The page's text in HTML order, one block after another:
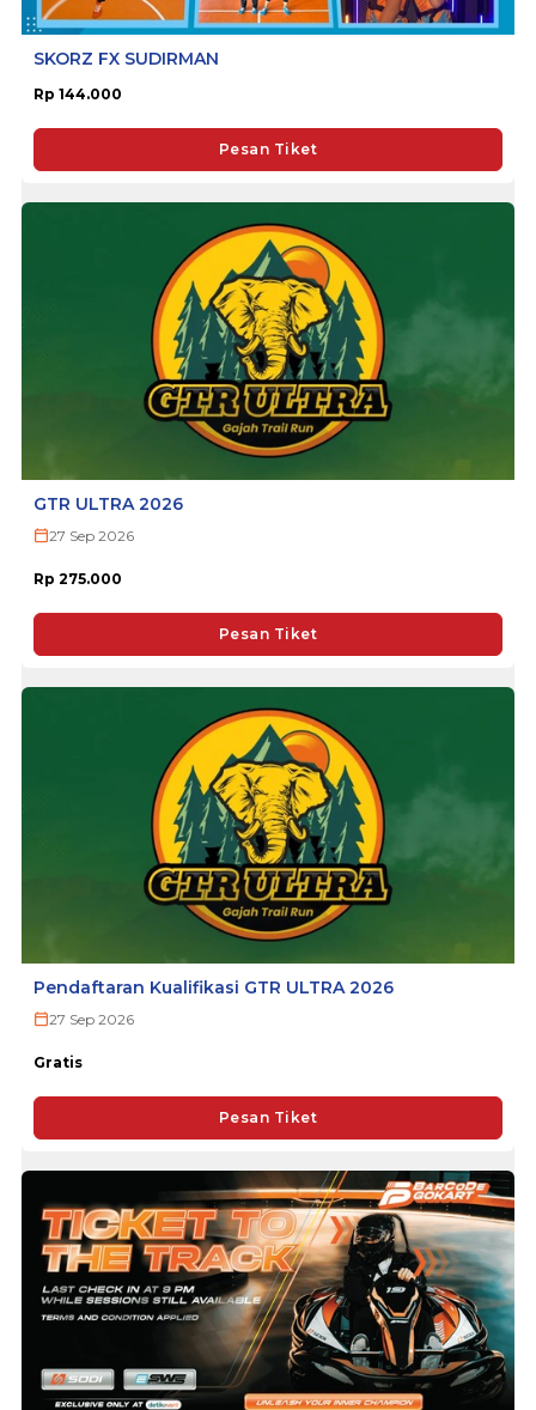
SKORZ FX SUDIRMAN
Rp 144.000
Pesan Tiket
GTR ULTRA 2026
27 Sep 2026
Rp 275.000
Pesan Tiket
Pendaftaran Kualifikasi GTR ULTRA 2026
27 Sep 2026
Gratis
Pesan Tiket